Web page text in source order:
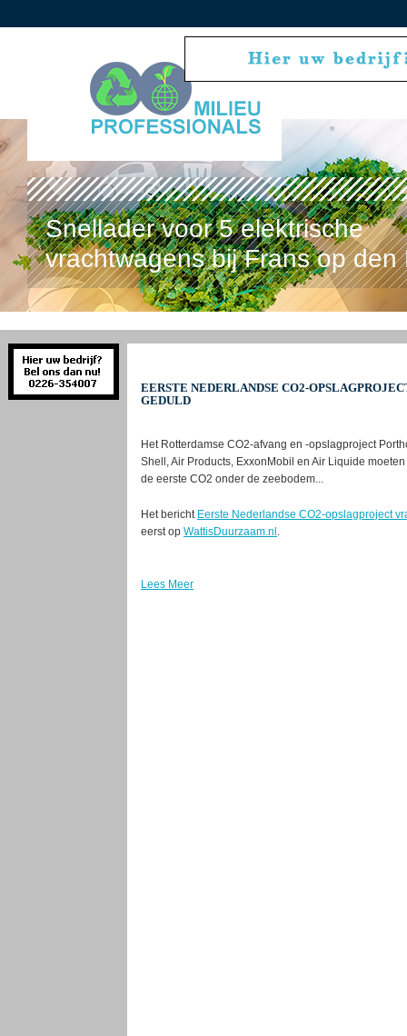
Snellader voor 5 elektrische
vrachtwagens bij Frans op den
EERSTE NEDERLANDSE CO2-
GEDULD
Het Rotterdamse CO2-afvang en -opslagproject
Shell, Air Products, ExxonMobil en Air Liquide
de eerste CO2 onder de zeebodem...
Het bericht Eerste Nederlandse CO2-opslagproject
eerst op WattisDuurzaam.nl .
Lees Meer